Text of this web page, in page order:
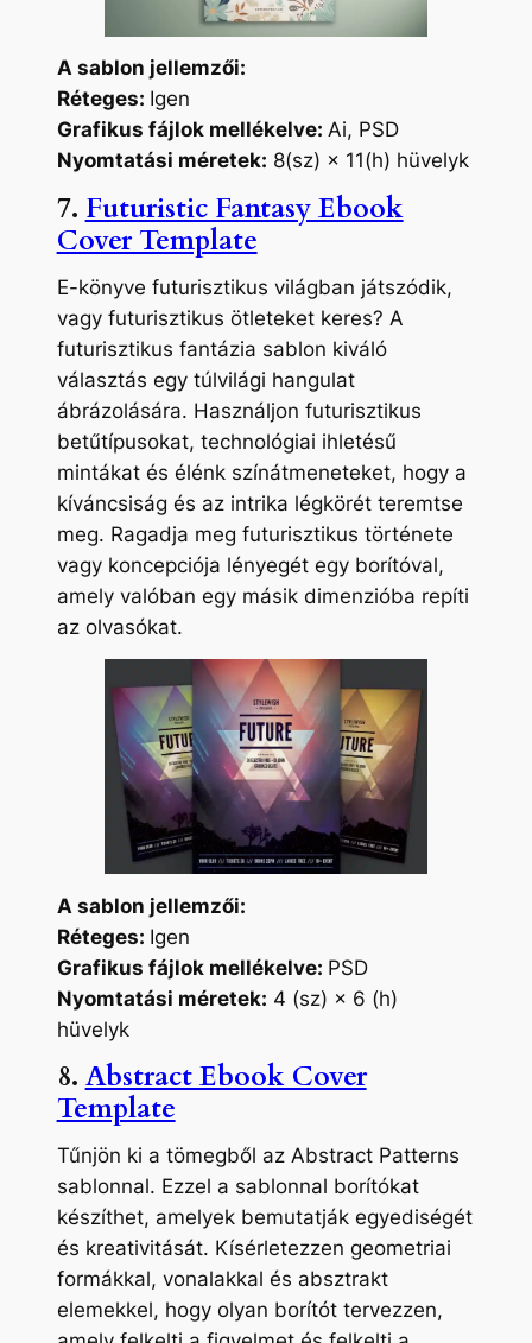
A sablon jellemzői:
Réteges: Igen
Grafikus fájlok mellékelve: Ai, PSD
Nyomtatási méretek: 8(sz) × 11(h) hüvelyk
7. Futuristic Fantasy Ebook
Cover Template
E-könyve futurisztikus világban játszódik,
vagy futurisztikus ötleteket keres? A
futurisztikus fantázia sablon kiváló
választás egy túlvilági hangulat
ábrázolására. Használjon futurisztikus
betűtípusokat, technológiai ihletésű
mintákat és élénk színátmeneteket, hogy a
kíváncsiság és az intrika légkörét teremtse
meg. Ragadja meg futurisztikus története
vagy koncepciója lényegét egy borítóval,
amely valóban egy másik dimenzióba repíti
az olvasókat.
A sablon jellemzői:
Réteges: Igen
Grafikus fájlok mellékelve: PSD
Nyomtatási méretek: 4 (sz) × 6 (h)
hüvelyk
8. Abstract Ebook Cover
Template
Tűnjön ki a tömegből az Abstract Patterns
sablonnal. Ezzel a sablonnal borítókat
készíthet, amelyek bemutatják egyediségét
és kreativitását. Kísérletezzen geometriai
formákkal, vonalakkal és absztrakt
elemekkel, hogy olyan borítót tervezzen,